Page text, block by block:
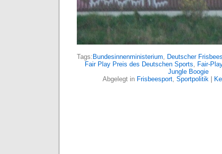
Tags:Bundesinnenministerium
Deutscher
Fair Play Preis des Deutschen Sports
Fair-
Jungle Boogie
Abgelegt in Frisbeesport, Sportpolitik |